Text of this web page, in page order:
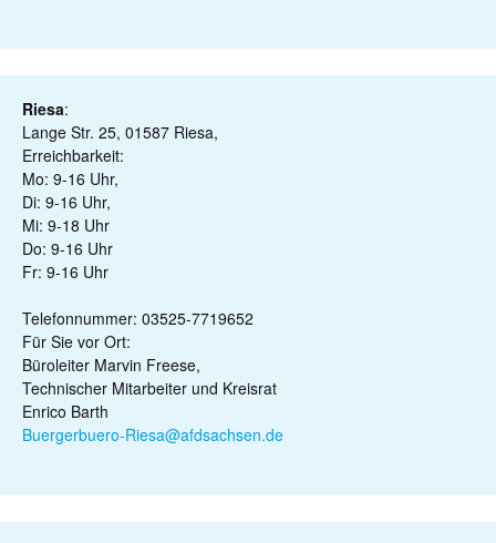
Riesa:
Lange Str. 25, 01587 Riesa,
Erreichbarkeit:
Mo: 9-16 Uhr,
Di: 9-16 Uhr,
Mi: 9-18 Uhr
Do: 9-16 Uhr
Fr: 9-16 Uhr
Telefonnummer: 03525-7719652
Für Sie vor Ort:
Büroleiter Marvin Freese,
Technischer Mitarbeiter und Kreisrat
Enrico Barth
Buergerbuero-Riesa@afdsachsen.de